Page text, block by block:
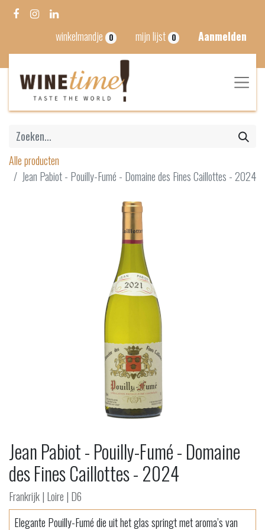
winkelmandje 0 mijn lijst 0 Aanmelden
Alle producten
Jean Pabiot - Pouilly-Fumé - Domaine des Fines Caillottes - 2024
Jean Pabiot - Pouilly-Fumé - Domaine
des Fines Caillottes - 2024
Frankrijk | Loire | D6
Elegante Pouilly-Fumé die uit het glas springt met aroma’s van